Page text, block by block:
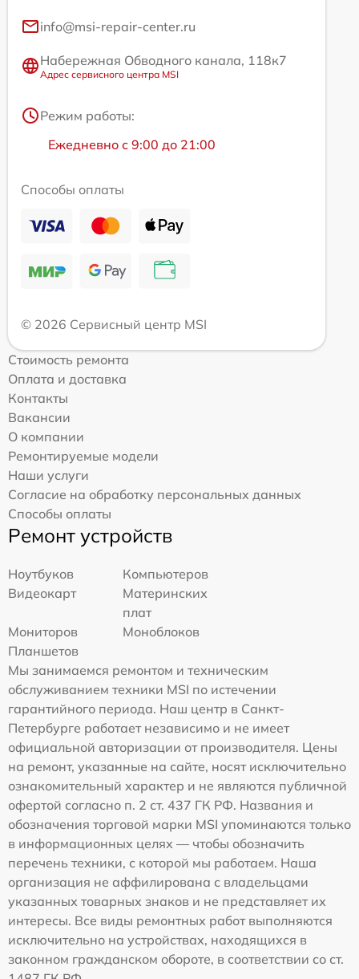
info@msi-repair-center.ru
Набережная Обводного канала, 118к7
Адрес сервисного центра MSI
Режим работы:
Ежедневно с 9:00 до 21:00
Способы оплаты
© 2026 Сервисный центр MSI
Стоимость ремонта
Оплата и доставка
Контакты
Вакансии
О компании
Ремонтируемые модели
Наши услуги
Согласие на обработку персональных данных
Способы оплаты
Ремонт устройств
Ноутбуков
Компьютеров
Видеокарт
Материнских
плат
Мониторов
Моноблоков
Планшетов
Мы занимаемся ремонтом и техническим
обслуживанием техники MSI по истечении
гарантийного периода. Наш центр в Санкт-
Петербурге работает независимо и не имеет
официальной авторизации от производителя. Цены
на ремонт, указанные на сайте, носят исключительно
ознакомительный характер и не являются публичной
офертой согласно п. 2 ст. 437 ГК РФ. Названия и
обозначения торговой марки MSI упоминаются только
в информационных целях — чтобы обозначить
перечень техники, с которой мы работаем. Наша
организация не аффилирована с владельцами
указанных товарных знаков и не представляет их
интересы. Все виды ремонтных работ выполняются
исключительно на устройствах, находящихся в
законном гражданском обороте, в соответствии со ст.